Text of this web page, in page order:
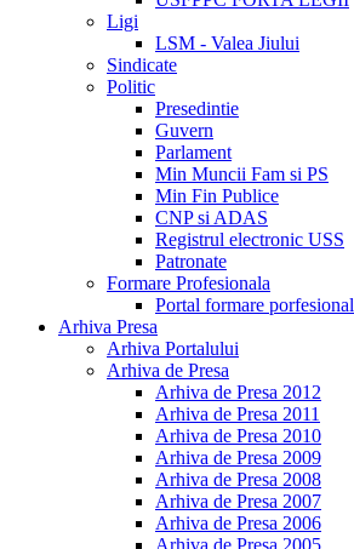
Ligi
LSM - Valea Jiului
Sindicate
Politic
Presedintie
Guvern
Parlament
Min Muncii Fam si PS
Min Fin Publice
CNP si ADAS
Registrul electronic USS
Patronate
Formare Profesionala
Portal formare
Arhiva Presa
Arhiva Portalului
Arhiva de Presa
Arhiva de Presa 2012
Arhiva de Presa 2011
Arhiva de Presa 2010
Arhiva de Presa 2009
Arhiva de Presa 2008
Arhiva de Presa 2007
Arhiva de Presa 2006
Arhiva de Presa 2005